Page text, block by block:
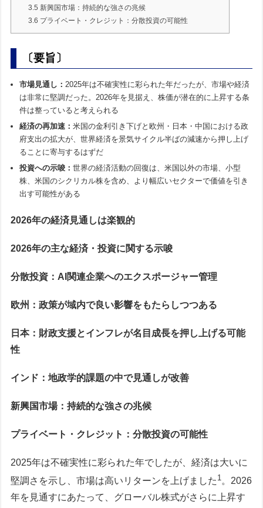
3.5 新興国市場：持続的な強さの兆候
3.6 プライベート・クレジット：分散投資の可能性
〔要旨〕
市場見通し：2025年は不確実性に彩られた年だったが、市場や経済
は非常に堅調だった。2026年を見据え、株価が潜在的に上昇する条
件は整っていると考えられる
経済の再加速：米国の金利引き下げと欧州・日本・中国における政
府支出の拡大が、世界経済を景気サイクル半ばの減速から押し上げ
ることに寄与するはずだ
投資への示唆：世界の経済活動の回復は、米国以外の市場、小型
株、米国のシクリカル株を含め、より幅広いセクターで価値を引き
出す可能性がある
2026年の経済見通しは楽観的
2026年の主な経済・投資に関する示唆
分散投資：AI関連企業へのエクスポージャー管理
欧州：政策が域内で良い影響をもたらしつつある
日本：財政支援とインフレが名目成長を押し上げる可能
性
インド：地政学的課題の中で見通しが改善
新興国市場：持続的な強さの兆候
プライベート・クレジット：分散投資の可能性
2025年は不確実性に彩られた年でしたが、経済は大いに
堅調さを示し、市場は高いリターンを上げました 1。2026
年を見通すにあたって、グローバル株式がさらに上昇す